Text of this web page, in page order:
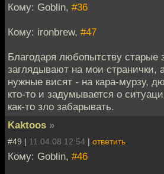
Кому: Goblin, #36
Кому: ironbrew, #47
Благодаря любопытству старые
заглядывают на мои странички,
нужные висят - на кара-мурзу,
кто-то и задумывается о
как-то зло забарывать.
Kaktoos »
#49 | 11.04.08 12:54 | ответить
Кому: Goblin, #46